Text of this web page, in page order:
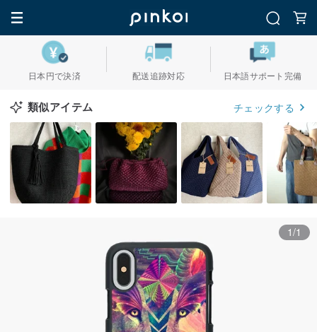
日本円で決済 配送追跡対応 日本語サポート完備
類似アイテム チェックする
1/1